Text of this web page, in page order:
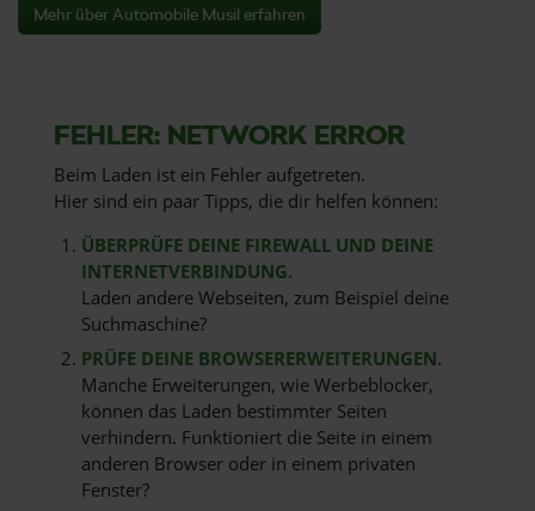
Mehr über Automobile Musil erfahren
FEHLER: NETWORK ERROR
Beim Laden ist ein Fehler aufgetreten.
Hier sind ein paar Tipps, die dir helfen können:
ÜBERPRÜFE DEINE FIREWALL UND DEINE
INTERNETVERBINDUNG.
Laden andere Webseiten, zum Beispiel deine
Suchmaschine?
PRÜFE DEINE BROWSERERWEITERUNGEN.
Manche Erweiterungen, wie Werbeblocker,
können das Laden bestimmter Seiten
verhindern. Funktioniert die Seite in einem
anderen Browser oder in einem privaten
Fenster?